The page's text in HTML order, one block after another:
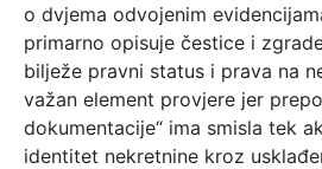
o dvjema odvojenim
primarno opisuje čestice i
bilježe pravni status i prava na
važan element provjere jer
dokumentacije“ ima smisla tek
identitet nekretnine kroz